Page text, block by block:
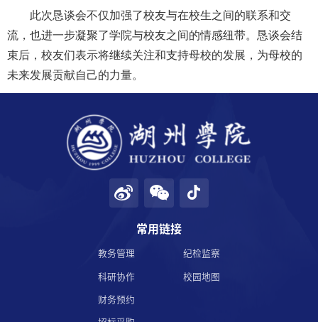
学校邮箱
领导信箱
此次恳谈会不仅加强了校友与在校生之间的联系和交
流，也进一步凝聚了学院与校友之间的情感纽带。恳谈会结
束后，校友们表示将继续关注和支持母校的发展，为母校的
未来发展贡献自己的力量。
常用链接
教务管理
科研协作
财务预约
纪检监察
校园地图